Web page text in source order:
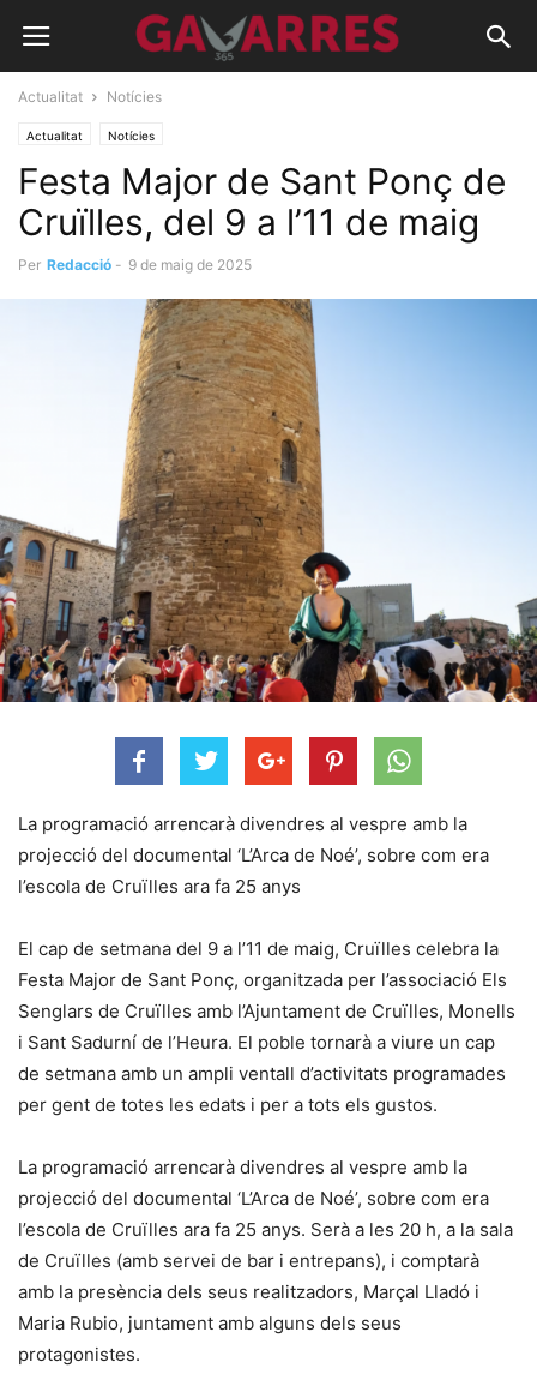
Actualitat Notícies
Actualitat Notícies
Festa Major de Sant Ponç de
Cruïlles, del 9 a l’11 de maig
Per Redacció - 9 de maig de 2025
La programació arrencarà divendres al vespre amb la
projecció del documental ‘L’Arca de Noé’, sobre com era
l’escola de Cruïlles ara fa 25 anys
El cap de setmana del 9 a l’11 de maig, Cruïlles celebra la
Festa Major de Sant Ponç, organitzada per l’associació Els
Senglars de Cruïlles amb l’Ajuntament de Cruïlles, Monells
i Sant Sadurní de l’Heura. El poble tornarà a viure un cap
de setmana amb un ampli ventall d’activitats programades
per gent de totes les edats i per a tots els gustos.
La programació arrencarà divendres al vespre amb la
projecció del documental ‘L’Arca de Noé’, sobre com era
l’escola de Cruïlles ara fa 25 anys. Serà a les 20 h, a la sala
de Cruïlles (amb servei de bar i entrepans), i comptarà
amb la presència dels seus realitzadors, Marçal Lladó i
Maria Rubio, juntament amb alguns dels seus
protagonistes.